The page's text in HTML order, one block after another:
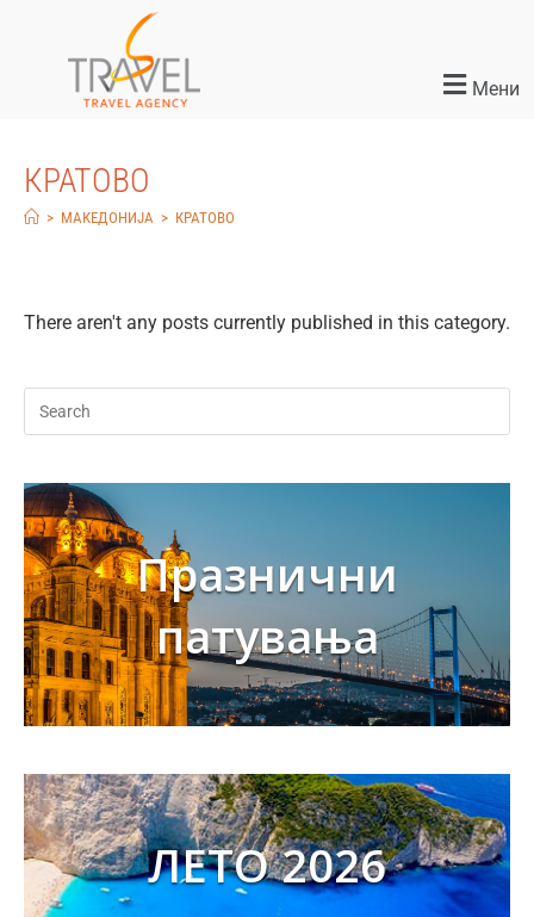
Мени
КРАТОВО
> МАКЕДОНИЈА > КРАТОВО
There aren't any posts currently published in this category.
Празнични
патувања
ЛЕТО 2026